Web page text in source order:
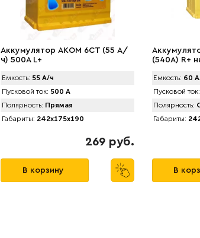
Аккумулятор AКOM 6CT (55 А/
ч) 500А L+
Емкость: 55 А/ч
Пусковой ток: 500 А
Полярность: Прямая
Габариты: 242x175x190
269 руб.
В корзину
(540A) R+
Емкость: 60
Пусковой ток:
Полярность:
Габариты:
В